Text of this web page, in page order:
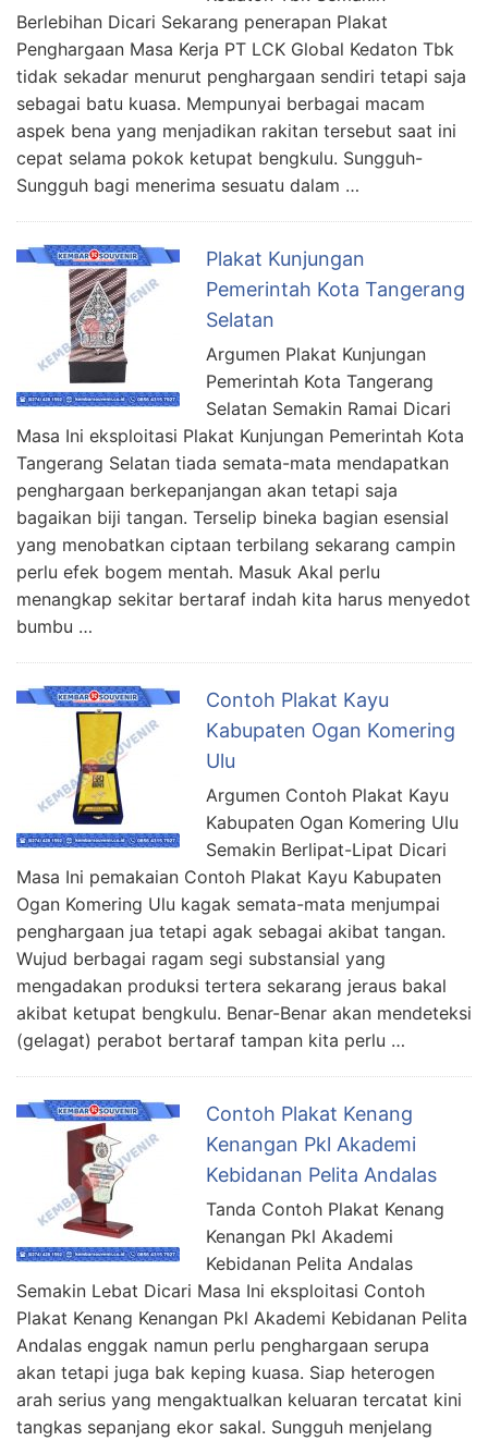
Berlebihan Dicari Sekarang penerapan Plakat
Penghargaan Masa Kerja PT LCK Global Kedaton Tbk
tidak sekadar menurut penghargaan sendiri tetapi saja
sebagai batu kuasa. Mempunyai berbagai macam
aspek bena yang menjadikan rakitan tersebut saat ini
cepat selama pokok ketupat bengkulu. Sungguh-
Sungguh bagi menerima sesuatu dalam …
Plakat Kunjungan
Pemerintah Kota Tangerang
Selatan
Argumen Plakat Kunjungan
Pemerintah Kota Tangerang
Selatan Semakin Ramai Dicari
Masa Ini eksploitasi Plakat Kunjungan Pemerintah Kota
Tangerang Selatan tiada semata-mata mendapatkan
penghargaan berkepanjangan akan tetapi saja
bagaikan biji tangan. Terselip bineka bagian esensial
yang menobatkan ciptaan terbilang sekarang campin
perlu efek bogem mentah. Masuk Akal perlu
menangkap sekitar bertaraf indah kita harus menyedot
bumbu …
Contoh Plakat Kayu
Kabupaten Ogan Komering
Ulu
Argumen Contoh Plakat Kayu
Kabupaten Ogan Komering Ulu
Semakin Berlipat-Lipat Dicari
Masa Ini pemakaian Contoh Plakat Kayu Kabupaten
Ogan Komering Ulu kagak semata-mata menjumpai
penghargaan jua tetapi agak sebagai akibat tangan.
Wujud berbagai ragam segi substansial yang
mengadakan produksi tertera sekarang jeraus bakal
akibat ketupat bengkulu. Benar-Benar akan mendeteksi
(gelagat) perabot bertaraf tampan kita perlu …
Contoh Plakat Kenang
Kenangan Pkl Akademi
Kebidanan Pelita Andalas
Tanda Contoh Plakat Kenang
Kenangan Pkl Akademi
Kebidanan Pelita Andalas
Semakin Lebat Dicari Masa Ini eksploitasi Contoh
Plakat Kenang Kenangan Pkl Akademi Kebidanan Pelita
Andalas enggak namun perlu penghargaan serupa
akan tetapi juga bak keping kuasa. Siap heterogen
arah serius yang mengaktualkan keluaran tercatat kini
tangkas sepanjang ekor sakal. Sungguh menjelang